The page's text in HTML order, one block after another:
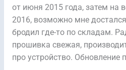
от июня 2015 года, затем на
2016, возможно мне
бродил где-то по складам.
прошивка свежая,
про устройство. Обновление